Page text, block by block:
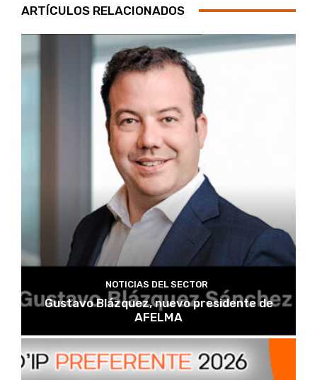
ARTÍCULOS RELACIONADOS
NOTICIAS DEL SECTOR
Gustavo Blázquez, nuevo presidente de
AFELMA